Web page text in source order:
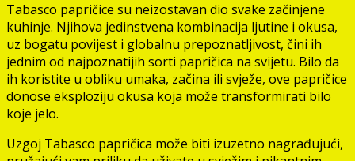
Tabasco papričice su neizostavan dio svake začinjene
kuhinje. Njihova jedinstvena kombinacija ljutine i okusa,
uz bogatu povijest i globalnu prepoznatljivost, čini ih
jednim od najpoznatijih sorti papričica na svijetu. Bilo da
ih koristite u obliku umaka, začina ili svježe, ove papričice
donose eksploziju okusa koja može transformirati bilo
koje jelo.
Uzgoj Tabasco papričica može biti izuzetno nagrađujući,